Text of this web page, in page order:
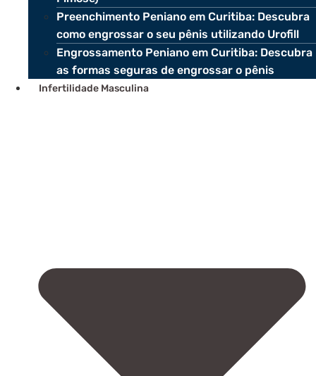
Preenchimento Peniano em Curitiba: Descubra
como engrossar o seu pênis utilizando Urofill
Engrossamento Peniano em Curitiba: Descubra
as formas seguras de engrossar o pênis
Infertilidade Masculina